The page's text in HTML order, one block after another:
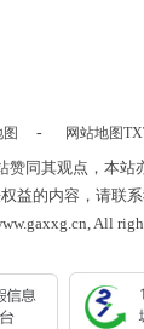
- 网站地图
同其观点，本
益的内容，请联
All